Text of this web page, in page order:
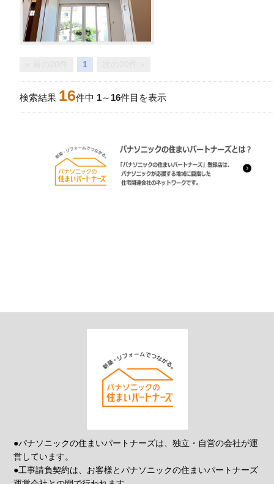
1
検索結果 16件中 1～ 16件目を表示
●パナソニックの住まいパートナーズは、独立・自営の会社が運
営しています。
●工事請負契約は、お客様とパナソニックの住まいパートナーズ